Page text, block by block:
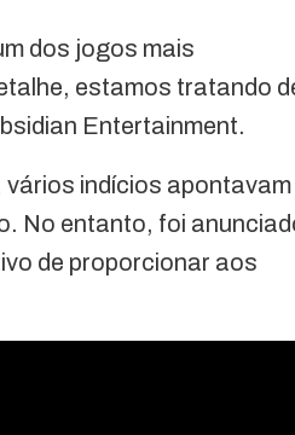
dos jogos mais
estamos tratando
Entertainment.
vários indícios apontavam
No entanto, foi
de proporcionar aos